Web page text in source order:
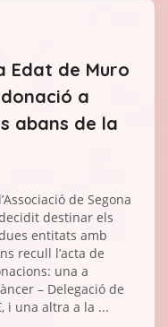
Edat de Muro
a
abans de la
de Segona
destinar els
entitats amb
recull l’acta de
una a
– Delegació de
i una altra a la ...